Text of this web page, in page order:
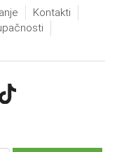
Kontakti